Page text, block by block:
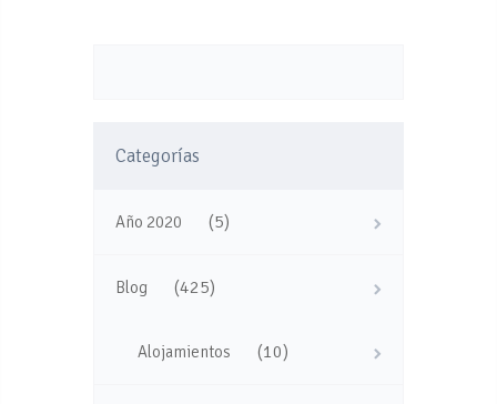
Categorías
Año 2020 (5)
Blog (425)
Alojamientos (10)